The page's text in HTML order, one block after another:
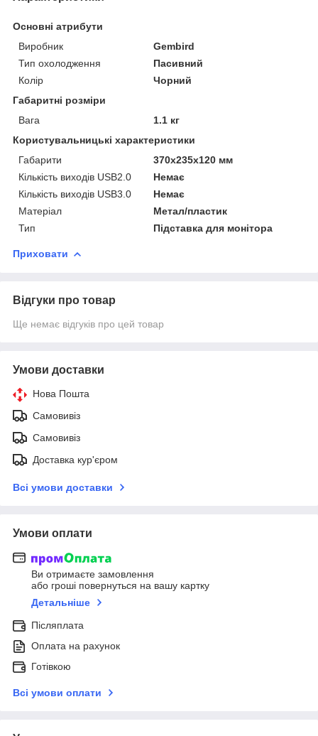
Основні атрибути
Виробник
Gembird
Тип охолодження
Пасивний
Колір
Чорний
Габаритні розміри
Вага
1.1 кг
Користувальницькі характеристики
Габарити
370x235x120 мм
Кількість виходів USB2.0
Немає
Кількість виходів USB3.0
Немає
Матеріал
Метал/пластик
Тип
Підставка для монітора
Приховати
Відгуки про товар
Ще немає відгуків про цей товар
Умови доставки
Нова Пошта
Самовивіз
Самовивіз
Доставка кур'єром
Всі умови доставки
Умови оплати
Ви отримаєте замовлення
або гроші повернуться на вашу картку
Детальніше
Післяплата
Оплата на рахунок
Готівкою
Всі умови оплати